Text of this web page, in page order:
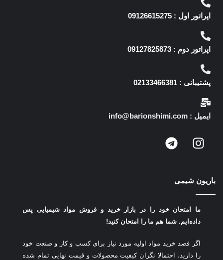
اپراتور اول : 09126615275
اپراتور دوم : 09127825873
پشتیبانی : 02133466381
ایمیل : info@barionshimi.com
باریون شیمی
ما امتحان خود را در بازار خرید و فروش مواد شیمیایی پس
داده‌ایم. شما هم ما را امتحان کنید!
اگر قصد خرید مواد اولیه مورد نیاز برای کسب و کار و صنعت خود
را دارید، احتمالا نگران کیفیت محصولات و قیمت نهایی تمام شده